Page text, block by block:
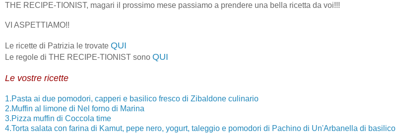
THE RECIPE-TIONIST, magari il prossimo mese passiamo a prendere una bella ricetta da voi!!!
VI ASPETTIAMO!!
Le ricette di Patrizia le trovate QUI
Le regole di THE RECIPE-TIONIST sono QUI
Le vostre ricette
1.Pasta ai due pomodori, capperi e basilico fresco di Zibaldone culinario
2.Muffin al limone di Nel forno di Marina
3.Pizza muffin di Coccola time
4.Torta salata con farina di Kamut, pepe nero, yogurt, taleggio e pomodori di Pachino di Un'Arbanella di basilico